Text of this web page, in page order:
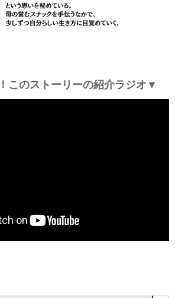
このストーリーの紹介ラジオ▼